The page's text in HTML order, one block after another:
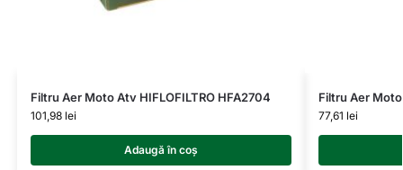
Filtru Aer Moto Atv HIFLOFILTRO HFA2704
101,98 lei
Adaugă în coș
Filtru Aer
77,61 lei